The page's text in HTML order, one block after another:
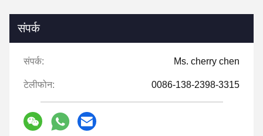
संपर्क
संपर्क: Ms. cherry chen
टेलीफोन: 0086-138-2398-3315